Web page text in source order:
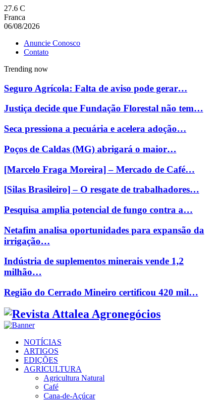
27.6 C
Franca
06/08/2026
Anuncie Conosco
Contato
Trending now
Seguro Agrícola: Falta de aviso pode gerar…
Justiça decide que Fundação Florestal não tem…
Seca pressiona a pecuária e acelera adoção…
Poços de Caldas (MG) abrigará o maior…
[Marcelo Fraga Moreira] – Mercado de Café…
[Silas Brasileiro] – O resgate de trabalhadores…
Pesquisa amplia potencial de fungo contra a…
Netafim analisa oportunidades para expansão da
irrigação…
Indústria de suplementos minerais vende 1,2
milhão…
Região do Cerrado Mineiro certificou 420 mil…
Facebook
Twitter
Instagram
Linkedin
Youtube
Email
NOTÍCIAS
ARTIGOS
EDIÇÕES
AGRICULTURA
Agricultura Natural
Café
Cana-de-Açúcar